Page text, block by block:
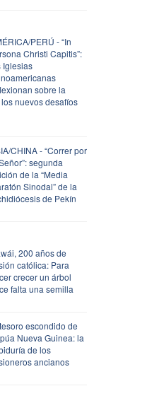
PERÚ - “In
Christi Capitis”:
Iglesias
sobre la
nuevos desafíos
CHINA - “Correr por
segunda
de la “Media
Sinodal” de la
de Pekín
200 años de
católica: Para
crecer un árbol
falta una semilla
escondido de
Nueva Guinea: la
de los
ancianos